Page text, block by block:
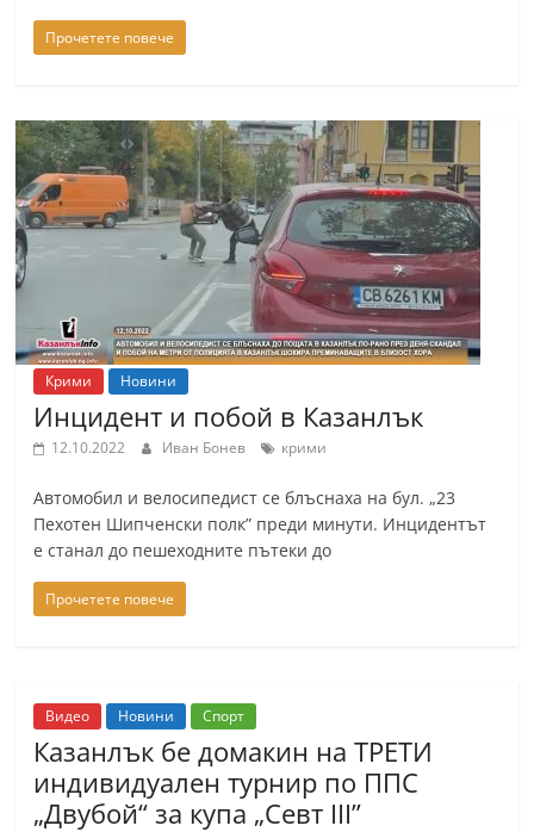
Прочетете повече
Крими Новини
Инцидент и побой в Казанлък
12.10.2022 Иван Бонев крими
Автомобил и велосипедист се блъснаха на бул. „23
Пехотен Шипченски полк” преди минути. Инцидентът
е станал до пешеходните пътеки до
Прочетете повече
Видео Новини Спорт
Казанлък бе домакин на ТРЕТИ
индивидуален турнир по ППС
„Двубой“ за купа „Севт III”